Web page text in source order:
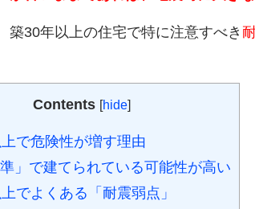
築30年以上の住宅で特に注意すべき
Contents [hide]
で危険性が増す理由
準」で建てられている可能性が高い
でよくある「耐震弱点」